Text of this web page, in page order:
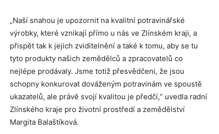
„Naší snahou je upozornit na kvalitní potravinářské
výrobky, které vznikají přímo u nás ve Zlínském kraji, a
přispět tak k jejich zviditelnění a také k tomu, aby se tu
tyto produkty našich zemědělců a zpracovatelů co
nejlépe prodávaly. Jsme totiž přesvědčeni, že jsou
schopny konkurovat dováženým potravinám ve spoustě
ukazatelů, ale právě svojí kvalitou je předčí,“ uvedla radní
Zlínského kraje pro životní prostředí a zemědělství
Margita Balaštíková.